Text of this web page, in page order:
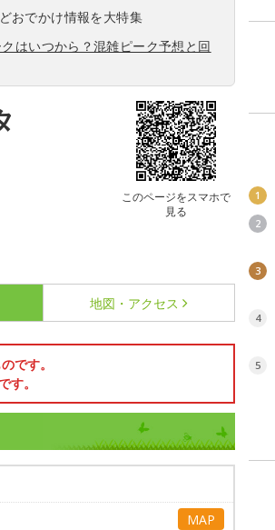
おでかけ情報を大特集
はいつから？混雑ピーク予想と回
このページをスマホで
見る
地図・アクセス
です。
す。
MAP
1
2
3
4
5